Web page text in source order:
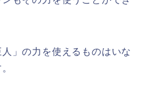
」の力を使えるものはいな